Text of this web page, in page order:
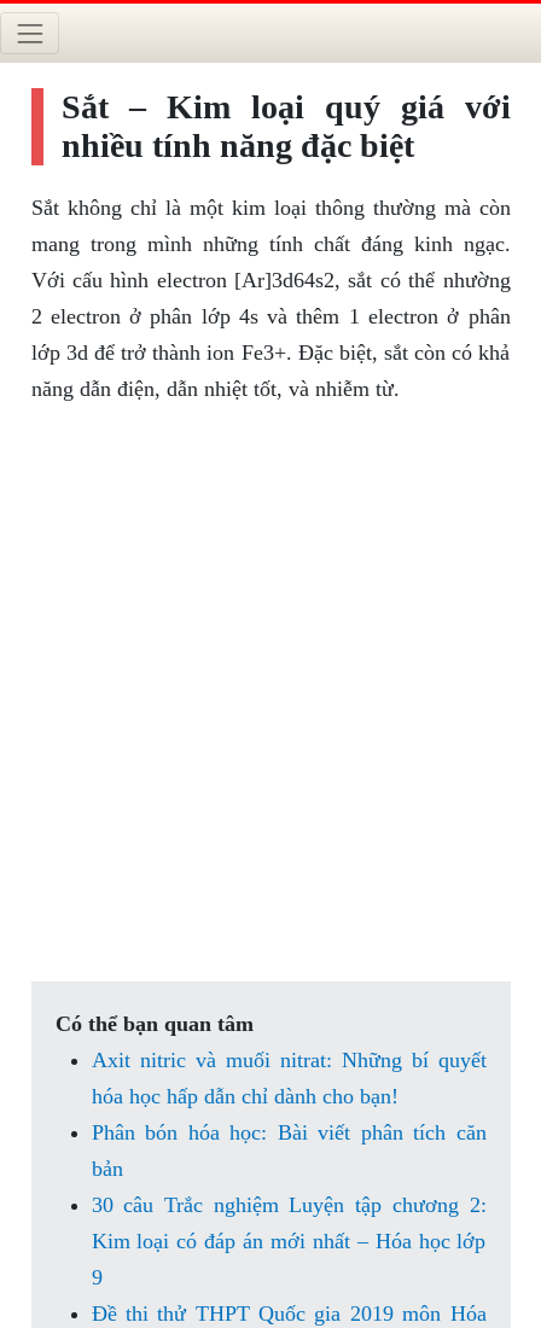
Sắt – Kim loại quý giá với
nhiều tính năng đặc biệt
Sắt không chỉ là một kim loại thông thường mà còn
mang trong mình những tính chất đáng kinh ngạc.
Với cấu hình electron [Ar]3d64s2, sắt có thể nhường
2 electron ở phân lớp 4s và thêm 1 electron ở phân
lớp 3d để trở thành ion Fe3+. Đặc biệt, sắt còn có khả
năng dẫn điện, dẫn nhiệt tốt, và nhiễm từ.
Có thể bạn quan tâm
Axit nitric và muối nitrat: Những bí quyết
hóa học hấp dẫn chỉ dành cho bạn!
Phân bón hóa học: Bài viết phân tích căn
bản
30 câu Trắc nghiệm Luyện tập chương 2:
Kim loại có đáp án mới nhất – Hóa học lớp
9
Đề thi thử THPT Quốc gia 2019 môn Hóa